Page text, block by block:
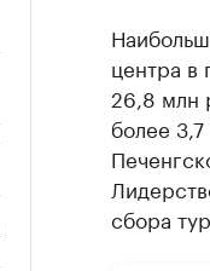
центра в
26,8 млн
более
сбора